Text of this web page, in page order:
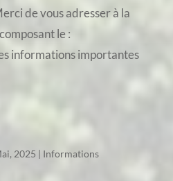
de vous adresser à la
le :
informations importantes
2025 | Informations